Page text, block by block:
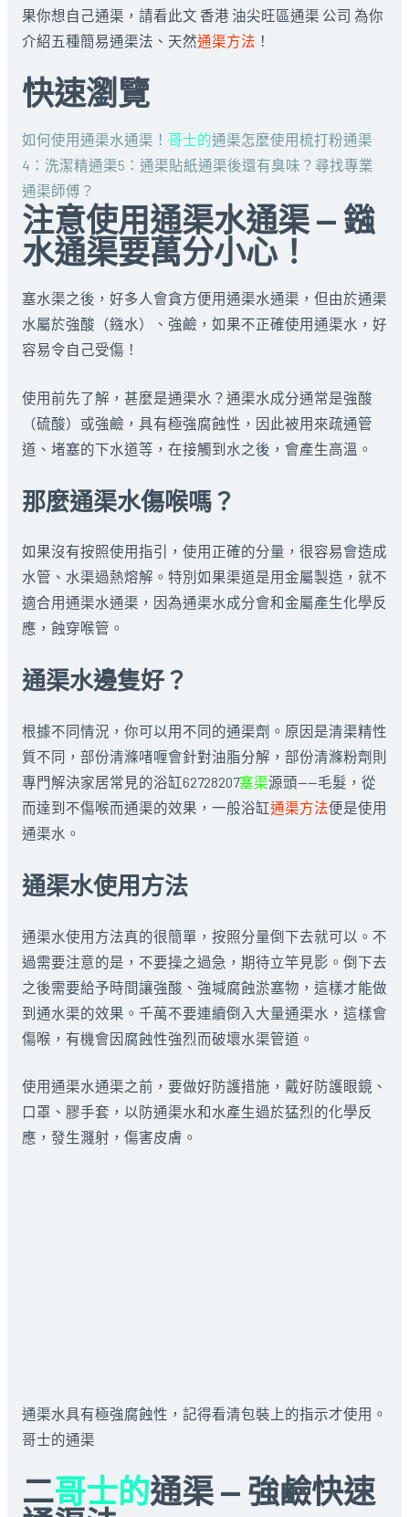
果你想自己通渠，請看此文 香港 油尖旺區通渠 公司 為你
介紹五種簡易通渠法、天然通渠方法 ！
快速瀏覽
如何使用通渠水通渠！ 哥士的通渠怎麼使用梳打粉通渠
4：洗潔精通渠5：通渠貼紙通渠後還有臭味？ 尋找專業
通渠師傅？
注意使用通渠水通渠 — 鏹
水通渠要萬分小心！
塞水渠之後，好多人會貪方便用通渠水通渠，但由於通渠
水屬於強酸（鏹水）、強鹼，如果不正確使用通渠水，好
容易令自己受傷！
使用前先了解，甚麼是通渠水？通渠水成分通常是強酸
（硫酸）或強鹼，具有極強腐蝕性，因此被用來疏通管
道、堵塞的下水道等，在接觸到水之後，會產生高溫。
那麼通渠水傷喉嗎？
如果沒有按照使用指引，使用正確的分量，很容易會造成
水管、水渠過熱熔解。特別如果渠道是用金屬製造，就不
適合用通渠水通渠，因為通渠水成分會和金屬產生化學反
應，蝕穿喉管。
通渠水邊隻好？
根據不同情況，你可以用不同的通渠劑。原因是清渠精性
質不同，部份清滌啫喱會針對油脂分解，部份清滌粉劑則
專門解決家居常見的浴缸62728207塞渠源頭——毛髮，從
而達到不傷喉而通渠的效果，一般浴缸通渠方法便是使用
通渠水。
通渠水使用方法
通渠水使用方法真的很簡單，按照分量倒下去就可以。不
過需要注意的是，不要操之過急，期待立竿見影。倒下去
之後需要給予時間讓強酸、強堿腐蝕淤塞物，這樣才能做
到通水渠的效果。千萬不要連續倒入大量通渠水，這樣會
傷喉，有機會因腐蝕性強烈而破壞水渠管道。
使用通渠水通渠之前，要做好防護措施，戴好防護眼鏡、
口罩、膠手套，以防通渠水和水產生過於猛烈的化學反
應，發生濺射，傷害皮膚。
通渠水具有極強腐蝕性，記得看清包裝上的指示才使用。
哥士的通渠
二哥士的通渠 — 強鹼快速